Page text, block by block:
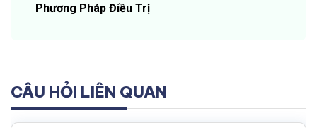
Phương Pháp Điều Trị
CÂU HỎI LIÊN QUAN